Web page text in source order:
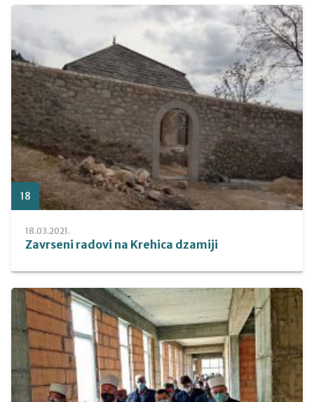
18
18.03.2021.
Zavrseni radovi na Krehica dzamiji